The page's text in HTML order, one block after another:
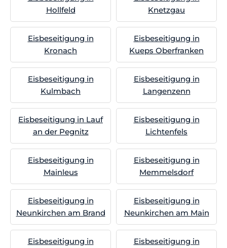
Hollfeld
Knetzgau
Eisbeseitigung in
Kronach
Eisbeseitigung in
Kueps Oberfranken
Eisbeseitigung in
Kulmbach
Eisbeseitigung in
Langenzenn
Eisbeseitigung in Lauf
an der Pegnitz
Eisbeseitigung in
Lichtenfels
Eisbeseitigung in
Mainleus
Eisbeseitigung in
Memmelsdorf
Eisbeseitigung in
Neunkirchen am Brand
Eisbeseitigung in
Neunkirchen am Main
Eisbeseitigung in
Eisbeseitigung in